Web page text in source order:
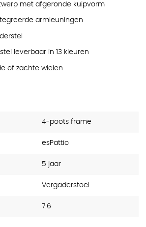
met afgeronde kuipvorm
armleuningen
leverbaar in 13 kleuren
of zachte wielen
4-poots frame
esPattio
5 jaar
Vergaderstoel
7.6